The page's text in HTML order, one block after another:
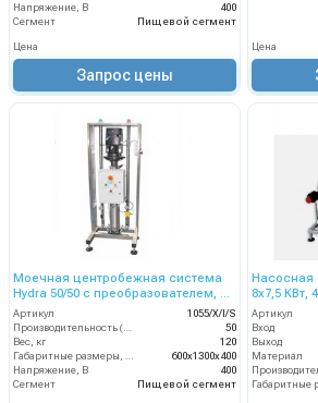
Напряжение, В
400
Сегмент
Пищевой сегмент
Цена
Запрос цены
Цена
Моечная центробежная система
Hydra 50/50 с преобразователем, на
2 оператора, 50 л/мин, бар
Артикул
1055/X/I/S
Производительность (л/мин)
50
Вес, кг
120
Габаритные размеры, мм
600x1300x400
Напряжение, В
400
Сегмент
Пищевой сегмент
Насосная
8x7,5 КВт,
Артикул
Вход
Выход
Материал